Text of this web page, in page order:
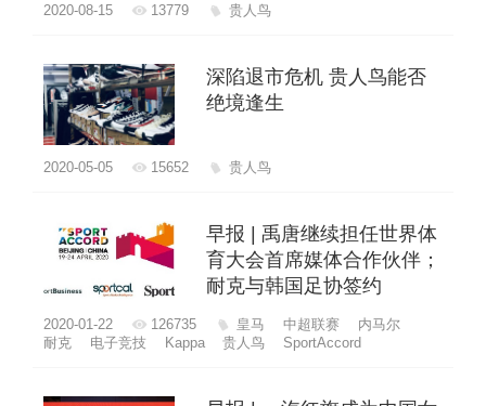
2020-08-15 13779 贵人鸟
深陷退市危机 贵人鸟能否
绝境逢生
2020-05-05 15652 贵人鸟
早报 | 禹唐继续担任世界体
育大会首席媒体合作伙伴；
耐克与韩国足协签约
2020-01-22 126735 皇马 中超联赛
内马尔
耐克
电子竞技 Kappa 贵人鸟 SportAccord